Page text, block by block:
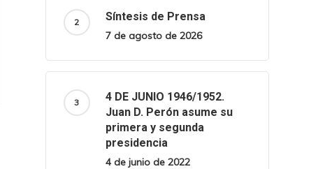
Síntesis de Prensa
7 de agosto de 2026
4 DE JUNIO 1946/1952.
Juan D. Perón asume su
primera y segunda
presidencia
4 de junio de 2022